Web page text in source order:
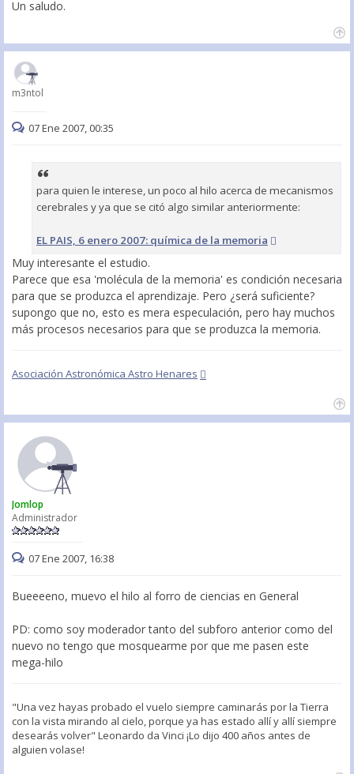
Un saludo.
m3ntol
07 Ene 2007, 00:35
para quien le interese, un poco al hilo acerca de mecanismos
cerebrales y ya que se citó algo similar anteriormente:
EL PAIS, 6 enero 2007: química de la memoria
Muy interesante el estudio.
Parece que esa 'molécula de la memoria' es condición necesaria
para que se produzca el aprendizaje. Pero ¿será suficiente?
supongo que no, esto es mera especulación, pero hay muchos
más procesos necesarios para que se produzca la memoria.
Asociación Astronómica Astro Henares
Jomlop
Administrador
07 Ene 2007, 16:38
Bueeeeno, muevo el hilo al forro de ciencias en General
PD: como soy moderador tanto del subforo anterior como del
nuevo no tengo que mosquearme por que me pasen este
mega-hilo
"Una vez hayas probado el vuelo siempre caminarás por la Tierra
con la vista mirando al cielo, porque ya has estado allí y allí siempre
desearás volver" Leonardo da Vinci ¡Lo dijo 400 años antes de
alguien volase!